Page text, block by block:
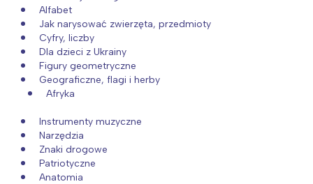
Alfabet
Jak narysować zwierzęta, przedmioty
Cyfry, liczby
Dla dzieci z Ukrainy
Figury geometryczne
Geograficzne, flagi i herby
Afryka
Instrumenty muzyczne
Narzędzia
Znaki drogowe
Patriotyczne
Anatomia